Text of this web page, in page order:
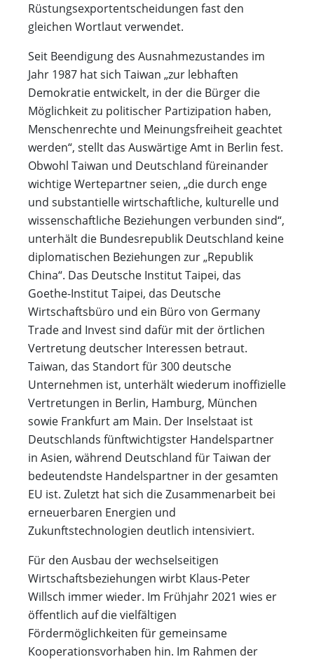
Rüstungsexportentscheidungen fast den
gleichen Wortlaut verwendet.
Seit Beendigung des Ausnahmezustandes im
Jahr 1987 hat sich Taiwan „zur lebhaften
Demokratie entwickelt, in der die Bürger die
Möglichkeit zu politischer Partizipation haben,
Menschenrechte und Meinungsfreiheit geachtet
werden“, stellt das Auswärtige Amt in Berlin fest.
Obwohl Taiwan und Deutschland füreinander
wichtige Wertepartner seien, „die durch enge
und substantielle wirtschaftliche, kulturelle und
wissenschaftliche Beziehungen verbunden sind“,
unterhält die Bundesrepublik Deutschland keine
diplomatischen Beziehungen zur „Republik
China“. Das Deutsche Institut Taipei, das
Goethe-Institut Taipei, das Deutsche
Wirtschaftsbüro und ein Büro von Germany
Trade and Invest sind dafür mit der örtlichen
Vertretung deutscher Interessen betraut.
Taiwan, das Standort für 300 deutsche
Unternehmen ist, unterhält wiederum inoffizielle
Vertretungen in Berlin, Hamburg, München
sowie Frankfurt am Main. Der Inselstaat ist
Deutschlands fünftwichtigster Handelspartner
in Asien, während Deutschland für Taiwan der
bedeutendste Handelspartner in der gesamten
EU ist. Zuletzt hat sich die Zusammenarbeit bei
erneuerbaren Energien und
Zukunftstechnologien deutlich intensiviert.
Für den Ausbau der wechselseitigen
Wirtschaftsbeziehungen wirbt Klaus-Peter
Willsch immer wieder. Im Frühjahr 2021 wies er
öffentlich auf die vielfältigen
Fördermöglichkeiten für gemeinsame
Kooperationsvorhaben hin. Im Rahmen der